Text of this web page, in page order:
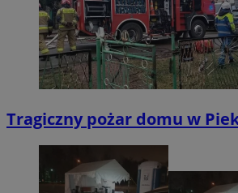
Tragiczny pożar domu w